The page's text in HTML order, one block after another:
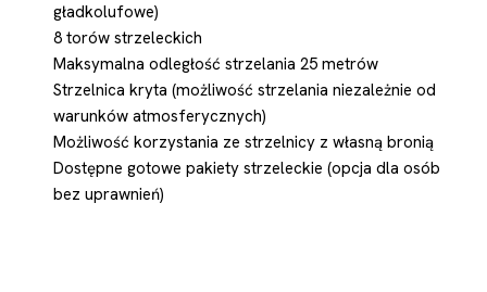
gładkolufowe)
8 torów strzeleckich
Maksymalna odległość strzelania 25 metrów
Strzelnica kryta (możliwość strzelania niezależnie od
warunków atmosferycznych)
Możliwość korzystania ze strzelnicy z własną bronią
Dostępne gotowe pakiety strzeleckie (opcja dla osób
bez uprawnień)